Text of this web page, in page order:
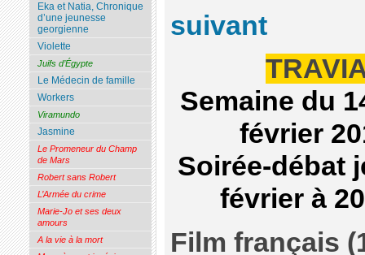
suivant
Semaine du
février
Soirée-débat
février à
Film français
Eka et Natia, Chronique
d’une jeunesse
georgienne
Violette
Juifs d’Égypte
Le Médecin de famille
Workers
Viramundo
Jasmine
Le Promeneur du Champ
de Mars
Robert sans Robert
L’Armée du crime
Marie-Jo et ses deux
amours
A la vie à la mort